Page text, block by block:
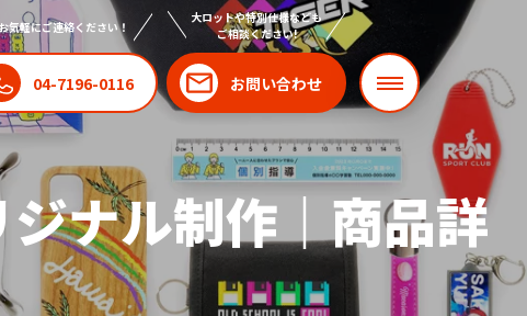
お気軽にご連絡ください！
04-7196-0116
大ロットや特別仕様なども
ご相談ください!
お問い合わせ
ナル制作｜商品詳